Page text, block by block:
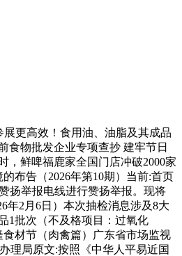
更高效！食用油、油脂及其成品
食物批发企业专项查抄 建牢节日
，鲜啤福鹿家全国门店冲破2000家
布告（2026年第10期）当前:首页
扬举报电线进行赞扬举报。现将
年2月6日）本次抽检消息涉及8大
1批次（不及格项目：过氧化
材节（肉禽篇）广东省市场监视
理局原文:按照《中华人平易近国